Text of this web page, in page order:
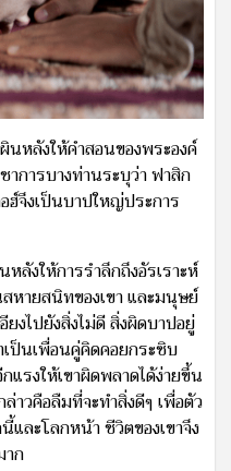
นหลังให้คำสอนของพระองค์
การบางท่านระบุว่า ฟาสิก
จึงเป็นบาปใหญ่ประการ
ลังให้การรำลึกถึงอัรเราะห์
หายสนิทของเขา และมนุษย์
งไปยังสิ่งไม่ดี สิ่งผิดบาปอยู่
ป็นเพื่อนคู่คิดคอยกระซิบ
รงให้เขาผิดพลาดได้ง่ายขึ้น
าวคือลืมที่จะทำสิ่งดีๆ เพื่อตัว
และโลกหน้า ชีวิตของเขาจึง
าก